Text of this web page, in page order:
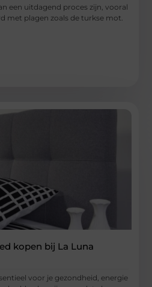
een uitdagend proces zijn, vooral
met plagen zoals de turkse mot.
kopen bij La Luna
voor je gezondheid, energie